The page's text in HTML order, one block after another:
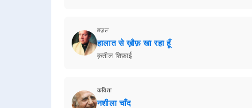
ग़ज़ल
हालात से ख़ौफ़ खा रहा हूँ
क़तील शिफ़ाई
कविता
नशीला चाँद